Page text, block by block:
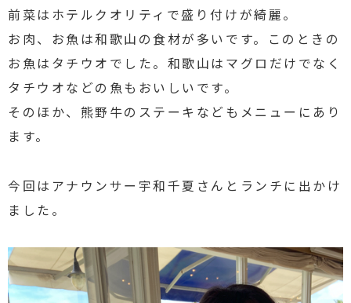
前菜はホテルクオリティで盛り付けが綺麗。
お肉、お魚は和歌山の食材が多いです。このときの
お魚はタチウオでした。和歌山はマグロだけでなく
タチウオなどの魚もおいしいです。
そのほか、熊野牛のステーキなどもメニューにあり
ます。
今回はアナウンサー宇和千夏さんとランチに出かけ
ました。